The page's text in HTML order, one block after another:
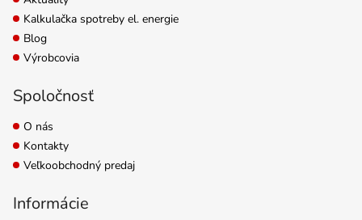
Kalkulačka spotreby el. energie
Blog
Výrobcovia
Spoločnosť
O nás
Kontakty
Veľkoobchodný predaj
Informácie